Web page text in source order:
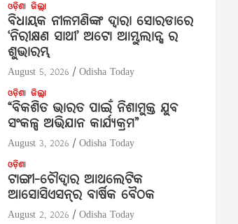
ଓଡ଼ିଶା ଜିଲ୍ଲା
ବିଧାୟକ ନୀଳମଣିଙ୍କ ଦ୍ବାରା ସୋରଡାରେ
‘ନିରୀକ୍ଷଣ ସାଥୀ’ ଅଟୋ ଆମ୍ବୁଲାନ୍ସ ର
ଶୁଭାରମ୍ଭ
August 5, 2026 Odisha Today
ଓଡ଼ିଶା ଜିଲ୍ଲା
“ବିକଶିତ ଭାରତ ପାଇଁ ନିଶାମୁକ୍ତ ଯୁବ
ସଂକଳ୍ପ ଅଭିଯାନ କାର୍ଯ୍ୟକ୍ରମ”
August 3, 2026 Odisha Today
ଓଡ଼ିଶା
ଟାଙ୍ଗୀ-ଚୌଦ୍ୱାର ଆଥଲେଟିକ
ଆସୋସିଏସନ୍‌ର ବାର୍ଷିକ ବୈଠକ
August 2, 2026 Odisha Today